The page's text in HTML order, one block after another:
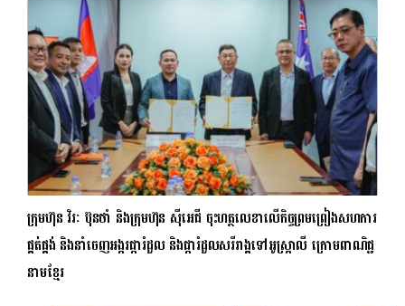
ក្រុមហ៊ុន វិរៈ ប៊ុនថាំ និងក្រុមហ៊ុន ស៊ីអេជី ចុះហត្ថលេខាលើកិច្ចព្រមព្រៀងសហការ
ផ្គត់ផ្គង់ និងនាំចេញអង្ករផ្ការំដួល និងផ្ការំដួលសរីរាង្គទៅអូស្ត្រាលី ក្រោមពាណិជ្ជ
នាមខ្មែរ